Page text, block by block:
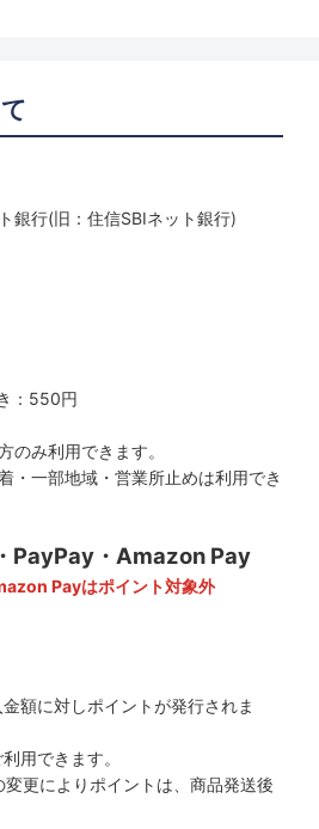
銀行(旧：住信SBIネット銀行)
：550円
のみ利用できます。
・一部地域・営業所止めは利用でき
PayPay・Amazon Pay
Payはポイント対象外
額に対しポイントが発行されま
用できます。
更によりポイントは、商品発送後